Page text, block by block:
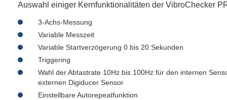
Auswahl einiger Kernfunktionalitäten der VibroChecker
3-Achs-Messung
Variable Messzeit
Variable Startverzögerung 0 bis 20 Sekunden
Triggering
Wahl der Abtastrate 10Hz bis 100Hz für den internen
externen Digiducer Sensor
Einstellbare Autorepeatfunktion